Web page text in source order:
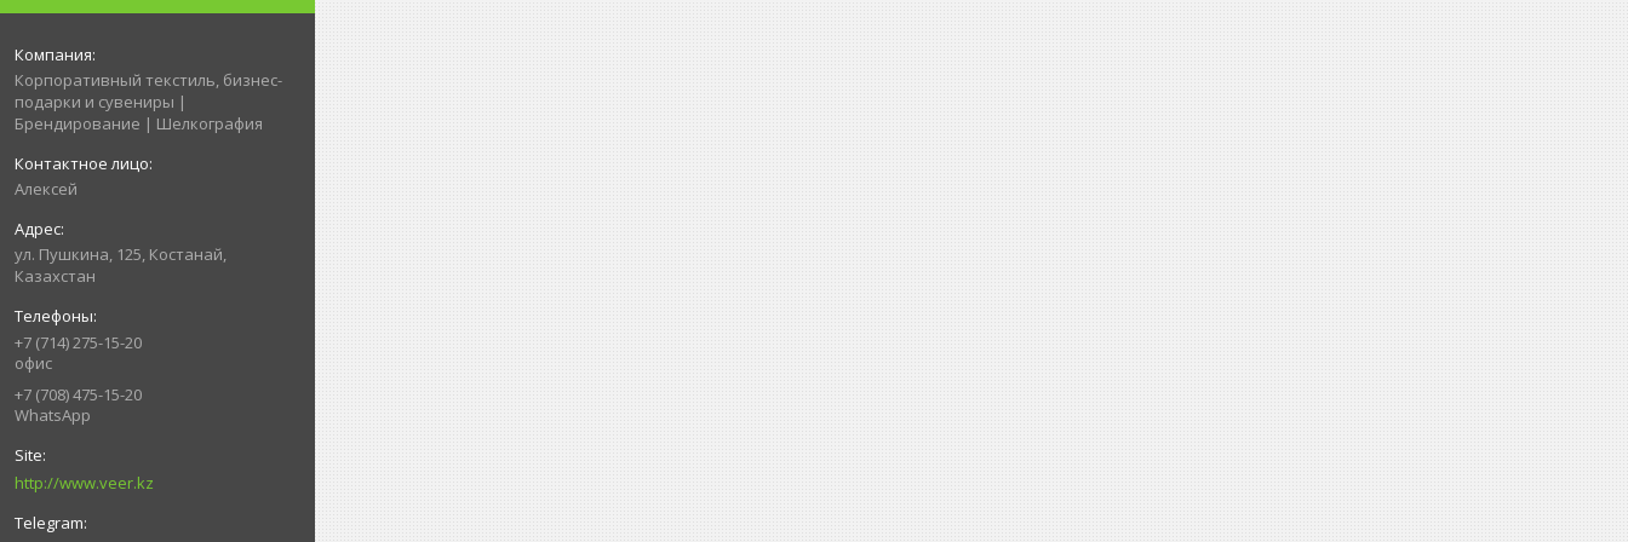
Корпоративный текстиль, бизнес-
подарки и сувениры |
Брендирование | Шелкография
Алексей
ул. Пушкина, 125, Костанай,
Казахстан
+7 (714) 275-15-20
офис
+7 (708) 475-15-20
WhatsApp
http://www.veer.kz